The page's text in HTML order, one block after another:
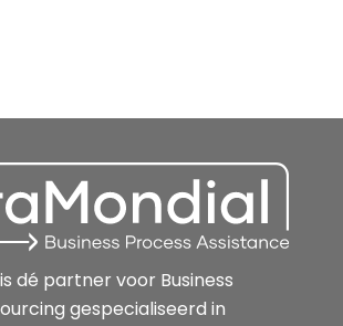
dé partner voor Business
gespecialiseerd in